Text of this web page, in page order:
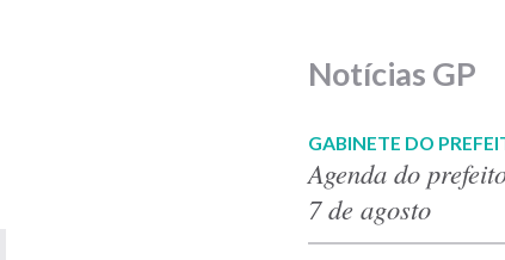
Notícias GP
GABINETE DO
Agenda do
7 de agosto